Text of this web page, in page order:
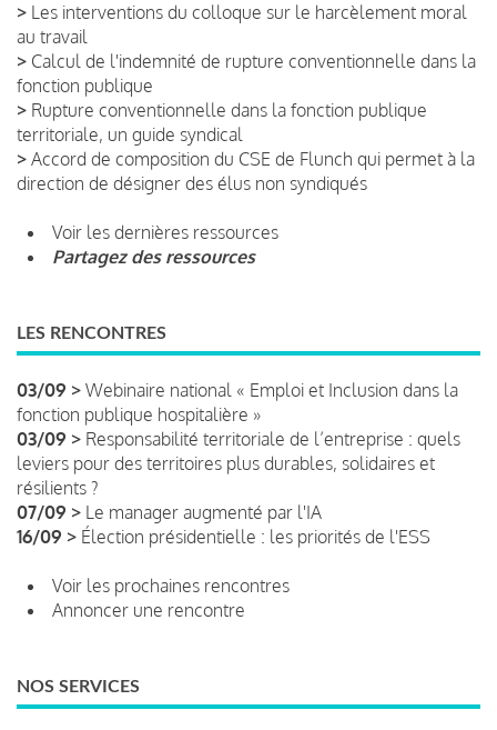
> Les interventions du colloque sur le harcèlement moral
au travail
> Calcul de l'indemnité de rupture conventionnelle dans la
fonction publique
> Rupture conventionnelle dans la fonction publique
territoriale, un guide syndical
> Accord de composition du CSE de Flunch qui permet à la
direction de désigner des élus non syndiqués
Voir les dernières ressources
Partagez des ressources
LES RENCONTRES
03/09 > Webinaire national « Emploi et Inclusion dans la
fonction publique hospitalière »
03/09 > Responsabilité territoriale de l’entreprise : quels
leviers pour des territoires plus durables, solidaires et
résilients ?
07/09 > Le manager augmenté par l'IA
16/09 > Élection présidentielle : les priorités de l'ESS
Voir les prochaines rencontres
Annoncer une rencontre
NOS SERVICES